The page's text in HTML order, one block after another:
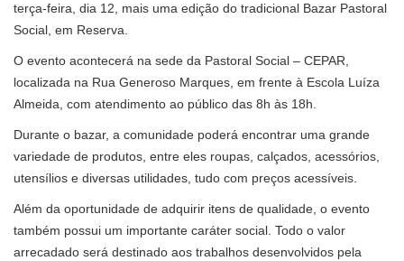
terça-feira, dia 12, mais uma edição do tradicional Bazar Pastoral
Social, em Reserva.
O evento acontecerá na sede da Pastoral Social – CEPAR,
localizada na Rua Generoso Marques, em frente à Escola Luíza
Almeida, com atendimento ao público das 8h às 18h.
Durante o bazar, a comunidade poderá encontrar uma grande
variedade de produtos, entre eles roupas, calçados, acessórios,
utensílios e diversas utilidades, tudo com preços acessíveis.
Além da oportunidade de adquirir itens de qualidade, o evento
também possui um importante caráter social. Todo o valor
arrecadado será destinado aos trabalhos desenvolvidos pela